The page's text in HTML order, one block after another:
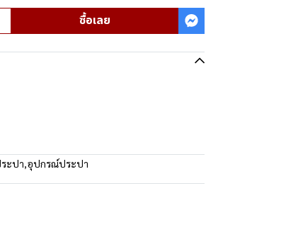
ซื้อเลย
ะปา,อุปกรณ์ประปา